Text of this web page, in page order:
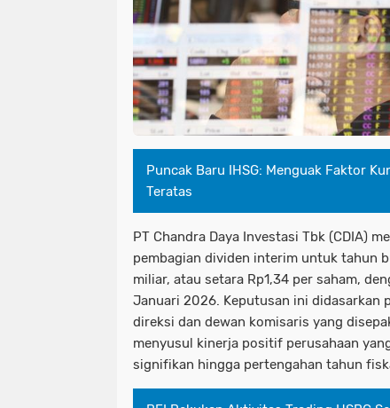
Puncak Baru IHSG: Menguak Faktor
Teratas
PT Chandra Daya Investasi Tbk (CDIA)
pembagian dividen interim untuk tahun
miliar, atau setara Rp1,34 per saham,
Januari 2026. Keputusan ini didasarkan
direksi dan dewan komisaris yang
menyusul kinerja positif perusahaan
signifikan hingga pertengahan tahun